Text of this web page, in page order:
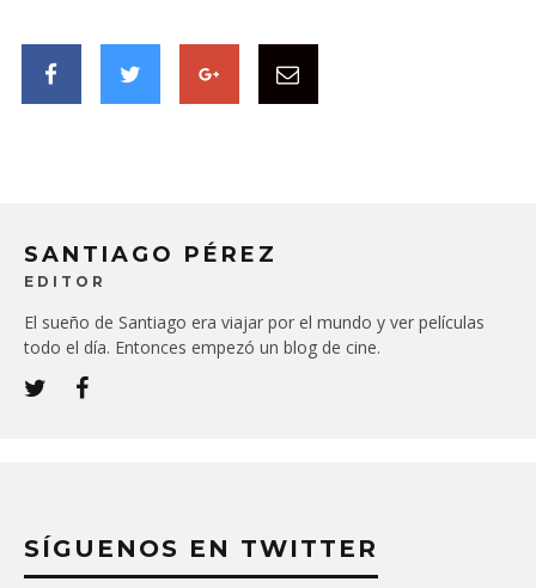
SANTIAGO PÉREZ
EDITOR
El sueño de Santiago era viajar por el mundo y ver películas
todo el día. Entonces empezó un blog de cine.
SÍGUENOS EN TWITTER